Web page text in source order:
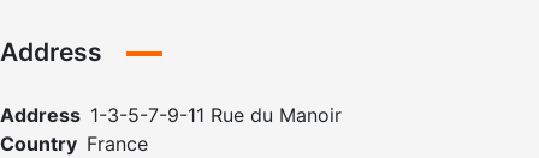
Address
Address 1-3-5-7-9-11 Rue du Manoir
Country France